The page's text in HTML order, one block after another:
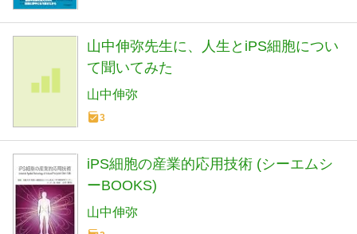
山中伸弥先生に、人生とiPS細胞につい
て聞いてみた
山中伸弥
3
iPS細胞の産業的応用技術 (シーエムシ
ーBOOKS)
山中伸弥